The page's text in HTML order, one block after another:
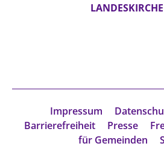
LANDESKIRCHE
Impressum
Barrierefreiheit
Presse
für Gemeinden